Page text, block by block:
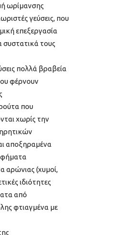
ωρίμανσης
γεύσεις, που
επεξεργασία
τους
πολλά βραβεία
φέρνουν
που
χωρίς την
αποξηραμένα
αρώνιας (χυμοί,
ιδιότητες
από
φτιαγμένα με